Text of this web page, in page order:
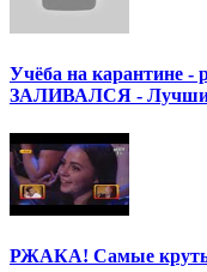
Учёба на карантине
ЗАЛИВАЛСЯ -
РЖАКА! Самые